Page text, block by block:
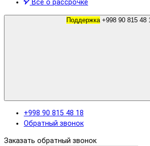
Все о рассрочке
Поддержка
+998 90 815 48 18
Обратный звонок
Заказать обратный звонок